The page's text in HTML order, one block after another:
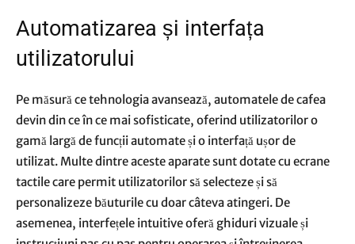
Automatizarea și interfața
utilizatorului
Pe măsură ce tehnologia avansează, automatele de cafea
devin din ce în ce mai sofisticate, oferind utilizatorilor o
gamă largă de funcții automate și o interfață ușor de
utilizat. Multe dintre aceste aparate sunt dotate cu ecrane
tactile care permit utilizatorilor să selecteze și să
personalizeze băuturile cu doar câteva atingeri. De
asemenea, interfețele intuitive oferă ghiduri vizuale și